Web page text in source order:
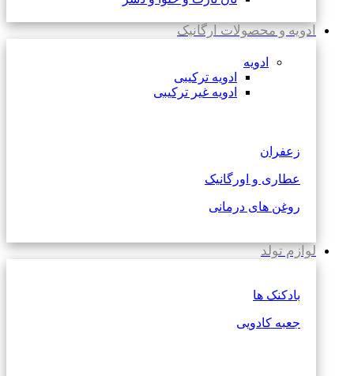
ادویه و محصولات ارگانیک
ادویه
ادویه ترکیبی
ادویه غیر ترکیبی
زعفران
عطاری و اورگانیک
روغن های درمانی
لوازم تولد
بادکنک ها
جعبه کادویی